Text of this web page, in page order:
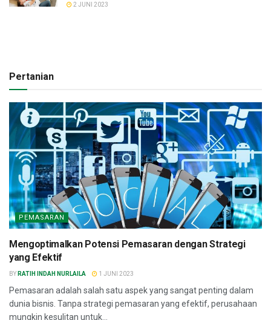
2 JUNI 2023
Pertanian
PEMASARAN
Mengoptimalkan Potensi Pemasaran dengan Strategi
yang Efektif
BY RATIH INDAH NURLAILA 1 JUNI 2023
Pemasaran adalah salah satu aspek yang sangat penting dalam
dunia bisnis. Tanpa strategi pemasaran yang efektif, perusahaan
mungkin kesulitan untuk...